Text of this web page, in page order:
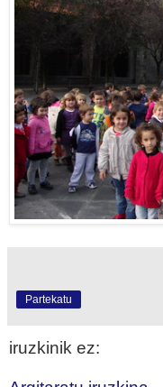
Partekatu
iruzkinik ez: